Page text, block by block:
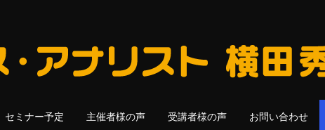
セミナー予定 主催者様の声 受講者様の声 お問い合わせ